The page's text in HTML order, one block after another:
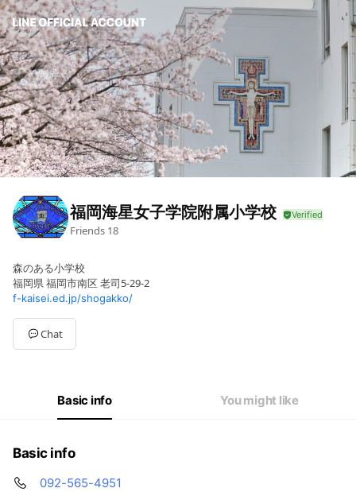
福岡海星女子学院附属小学校
Friends 18
森のある小学校
福岡県 福岡市南区 老司5-29-2
f-kaisei.ed.jp/shogakko/
Chat
Basic info You might like
Basic info
092-565-4951